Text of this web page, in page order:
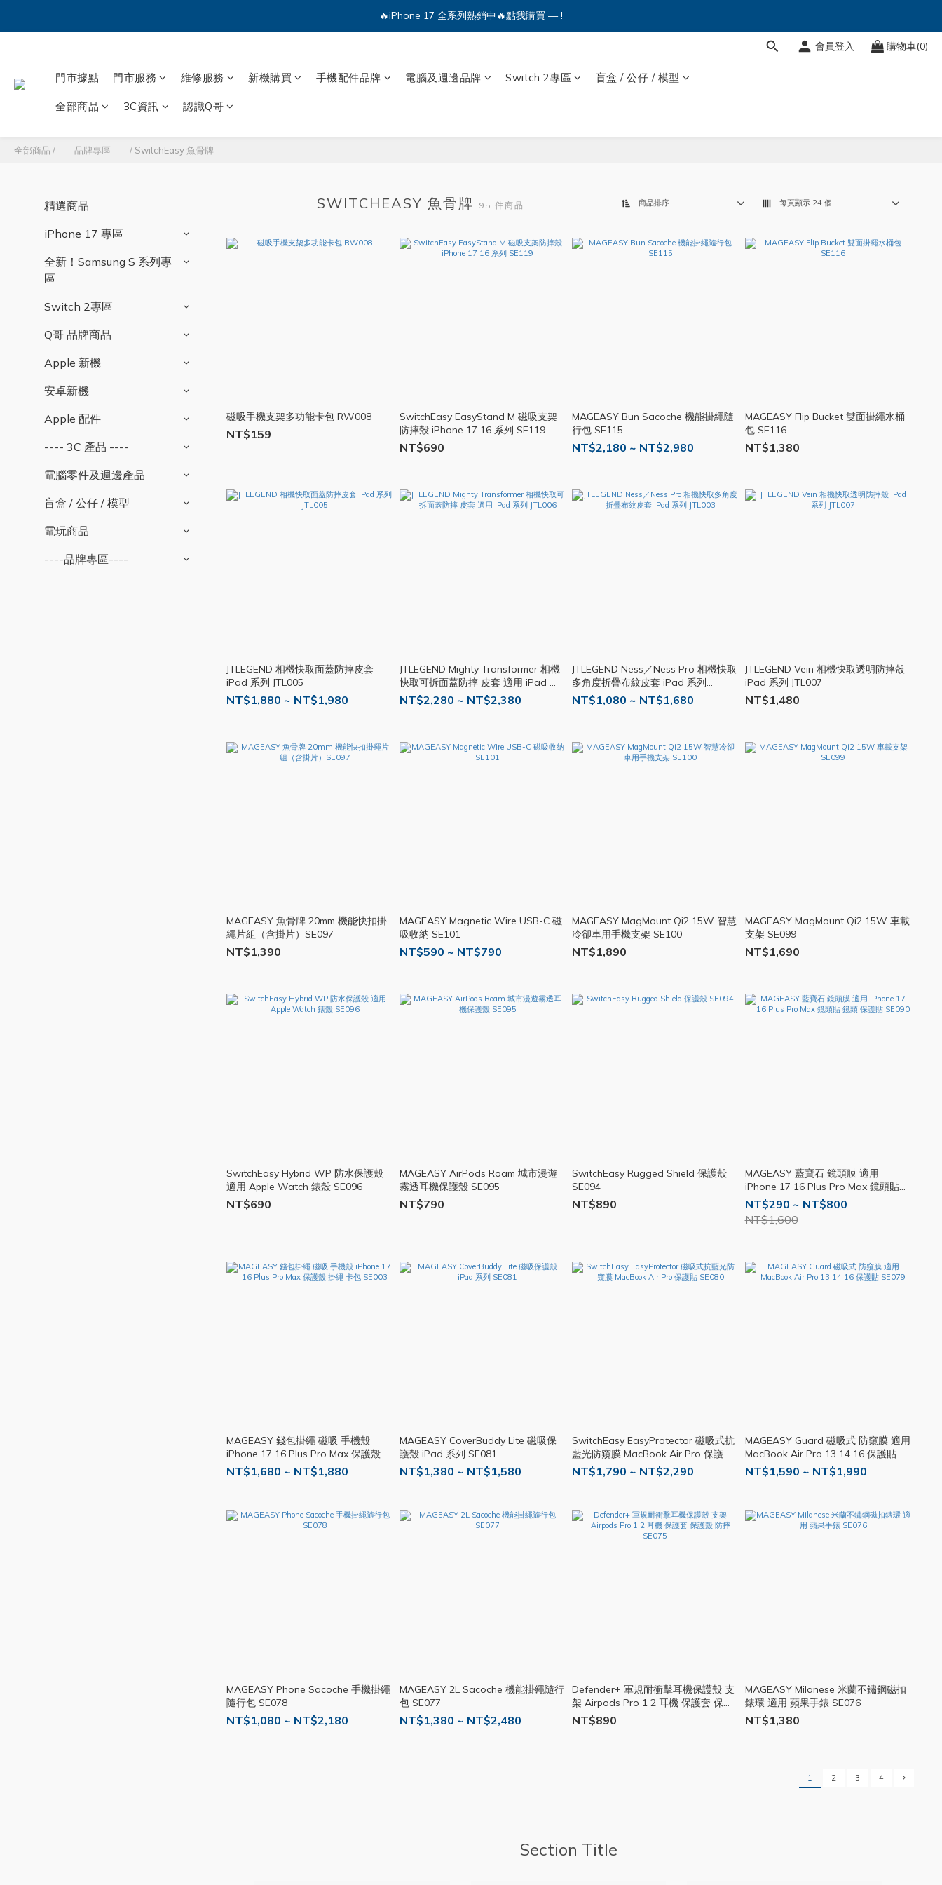
🔥iPhone 17 全系列熱銷中🔥點我購買 — !
🔥iPhone 17 全系列熱銷中🔥點我購買 — !
🔥iPhone 17 全系列熱銷中🔥點我購買 — !
會員登入 購物車(0)
門市據點 門市服務 維修服務 新機購買 手機配件品牌 電腦及週邊品牌 Switch 2專區 盲盒 / 公仔 / 模型
全部商品 3C資訊 認識Q哥
全部商品 / ----品牌專區---- / SwitchEasy 魚骨牌
精選商品
iPhone 17 專區
全新！Samsung S 系列專
區
Switch 2專區
Q哥 品牌商品
Apple 新機
安卓新機
Apple 配件
---- 3C 產品 ----
電腦零件及週邊產品
盲盒 / 公仔 / 模型
電玩商品
----品牌專區----
SWITCHEASY 魚骨牌 95 件商品 商品排序 每頁顯示 24 個
磁吸手機支架多功能卡包 RW008
NT$159
SwitchEasy EasyStand M 磁吸支架
防摔殼 iPhone 17 16 系列 SE119
NT$690
MAGEASY Bun Sacoche 機能掛繩隨
行包 SE115
NT$2,180 ~ NT$2,980
MAGEASY Flip Bucket 雙面掛繩水桶
包 SE116
NT$1,380
JTLEGEND 相機快取面蓋防摔皮套
iPad 系列 JTL005
NT$1,880 ~ NT$1,980
JTLEGEND Mighty Transformer 相機
快取可拆面蓋防摔 皮套 適用 iPad 系
列 JTL006
NT$2,280 ~ NT$2,380
JTLEGEND Ness／Ness Pro 相機快取
多角度折疊布紋皮套 iPad 系列
JTL003
NT$1,080 ~ NT$1,680
JTLEGEND Vein 相機快取透明防摔殼
iPad 系列 JTL007
NT$1,480
MAGEASY 魚骨牌 20mm 機能快扣掛
繩片組（含掛片）SE097
NT$1,390
MAGEASY Magnetic Wire USB-C 磁
吸收納 SE101
NT$590 ~ NT$790
MAGEASY MagMount Qi2 15W 智慧
冷卻車用手機支架 SE100
NT$1,890
MAGEASY MagMount Qi2 15W 車載
支架 SE099
NT$1,690
SwitchEasy Hybrid WP 防水保護殼
適用 Apple Watch 錶殼 SE096
NT$690
MAGEASY AirPods Roam 城市漫遊
霧透耳機保護殼 SE095
NT$790
SwitchEasy Rugged Shield 保護殼
SE094
NT$890
MAGEASY 藍寶石 鏡頭膜 適用
iPhone 17 16 Plus Pro Max 鏡頭貼
鏡頭 保護貼 SE090
NT$290 ~ NT$800
NT$1,600
MAGEASY 錢包掛繩 磁吸 手機殼
iPhone 17 16 Plus Pro Max 保護殼
掛繩 卡包 SE003
NT$1,680 ~ NT$1,880
MAGEASY CoverBuddy Lite 磁吸保
護殼 iPad 系列 SE081
NT$1,380 ~ NT$1,580
SwitchEasy EasyProtector 磁吸式抗
藍光防窺膜 MacBook Air Pro 保護貼
SE080
NT$1,790 ~ NT$2,290
MAGEASY Guard 磁吸式 防窺膜 適用
MacBook Air Pro 13 14 16 保護貼
SE079
NT$1,590 ~ NT$1,990
MAGEASY Phone Sacoche 手機掛繩
隨行包 SE078
NT$1,080 ~ NT$2,180
MAGEASY 2L Sacoche 機能掛繩隨行
包 SE077
NT$1,380 ~ NT$2,480
Defender+ 軍規耐衝擊耳機保護殼 支
架 Airpods Pro 1 2 耳機 保護套 保護
殼 防摔 SE075
NT$890
MAGEASY Milanese 米蘭不鏽鋼磁扣
錶環 適用 蘋果手錶 SE076
NT$1,380
1 2 3 4
Section Title